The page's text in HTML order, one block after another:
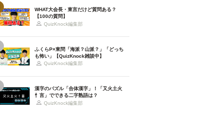
WHAT大会長・東言だけど質問ある？
【100の質問】
QuizKnock編集部
ふくらP×東問「海派？山派？」「どっち
も怖い」【QuizKnock雑談中】
QuizKnock編集部
漢字のパズル「合体漢字」！「又火土火
忄言」でできる二字熟語は？
QuizKnock編集部